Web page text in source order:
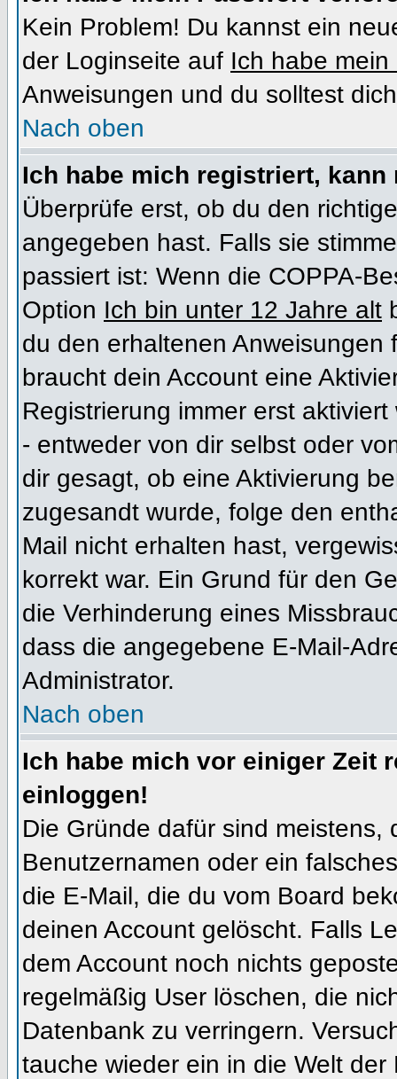
Kein Problem! Du kannst ein
der Loginseite auf Ich habe
Anweisungen und du solltest
Nach oben
Ich habe mich registriert,
Überprüfe erst, ob du den
angegeben hast. Falls sie
passiert ist: Wenn die COPPA-
Option Ich bin unter 12 Jahre alt
du den erhaltenen
braucht dein Account eine
Registrierung immer erst
- entweder von dir selbst oder
dir gesagt, ob eine Aktivierung
zugesandt wurde, folge den
Mail nicht erhalten hast,
korrekt war. Ein Grund für den
die Verhinderung eines
dass die angegebene E-Mail-
Administrator.
Nach oben
Ich habe mich vor einiger Zeit
einloggen!
Die Gründe dafür sind
Benutzernamen oder ein
die E-Mail, die du vom Board
deinen Account gelöscht. Falls
dem Account noch nichts
regelmäßig User löschen, die
Datenbank zu verringern.
tauche wieder ein in die Welt der